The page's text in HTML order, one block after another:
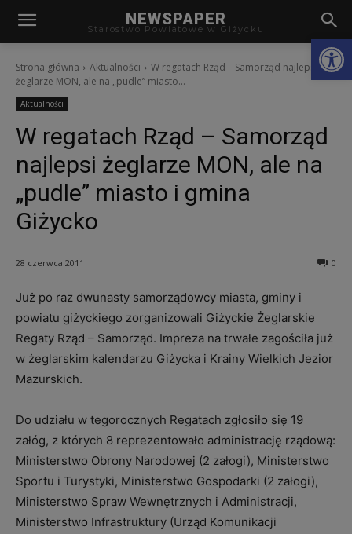
NEWSPAPER
Starostwo Powiatowe w Giżycku
Strona główna Aktualności
W regatach Rząd – Samorząd najlepsi
żeglarze MON, ale na „pudle” miasto...
Aktualności
W regatach Rząd – Samorząd
najlepsi żeglarze MON, ale na
„pudle” miasto i gmina
Giżycko
0
28 czerwca 2011
Już po raz dwunasty samorządowcy miasta, gminy i
powiatu giżyckiego zorganizowali Giżyckie Żeglarskie
Regaty Rząd – Samorząd. Impreza na trwałe zagościła już
w żeglarskim kalendarzu Giżycka i Krainy Wielkich Jezior
Mazurskich.
Do udziału w tegorocznych Regatach zgłosiło się 19
załóg, z których 8 reprezentowało administrację rządową:
Ministerstwo Obrony Narodowej (2 załogi), Ministerstwo
Sportu i Turystyki, Ministerstwo Gospodarki (2 załogi),
Ministerstwo Spraw Wewnętrznych i Administracji,
Ministerstwo Infrastruktury (Urząd Komunikacji